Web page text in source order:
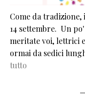
Come da tradizione,
14 settembre. Un
meritate voi, lettrici
ormai da sedici
tutto